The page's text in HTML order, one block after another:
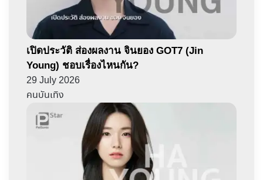
เปิดประวัติ ส่องผลงาน จินยอง GOT7 (Jin
Young) ชอบเรื่องไหนกัน?
29 July 2026
คนบันเทิง